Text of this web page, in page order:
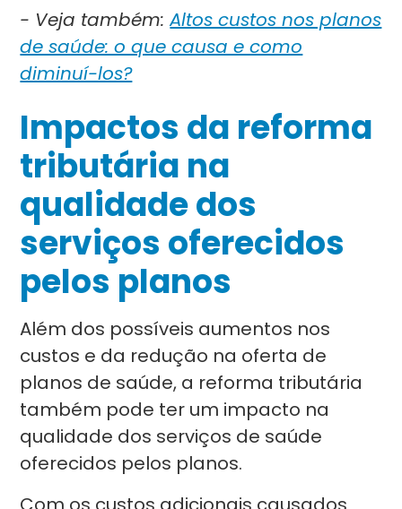
- Veja também:Altos custos nos planos
de saúde: o que causa e como
diminuí-los?
Impactos da reforma
tributária na
qualidade dos
serviços oferecidos
pelos planos
Além dos possíveis aumentos nos
custos e da redução na oferta de
planos de saúde, a reforma tributária
também pode ter um impacto na
qualidade dos serviços de saúde
oferecidos pelos planos.